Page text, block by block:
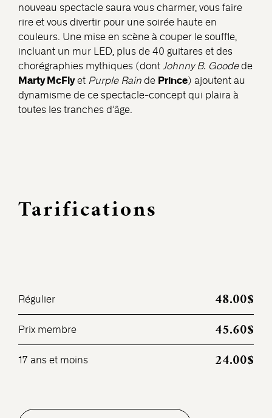
nouveau spectacle saura vous charmer, vous faire
rire et vous divertir pour une soirée haute en
couleurs. Une mise en scène à couper le souffle,
incluant un mur LED, plus de 40 guitares et des
chorégraphies mythiques (dont Johnny B. Goodede
Marty McFlyet Purple Rain de Prince) ajoutent au
dynamisme de ce spectacle-concept qui plaira à
toutes les tranches d’âge.
Tarifications
Régulier 48.00$
Prix membre 45.60$
17 ans et moins 24.00$